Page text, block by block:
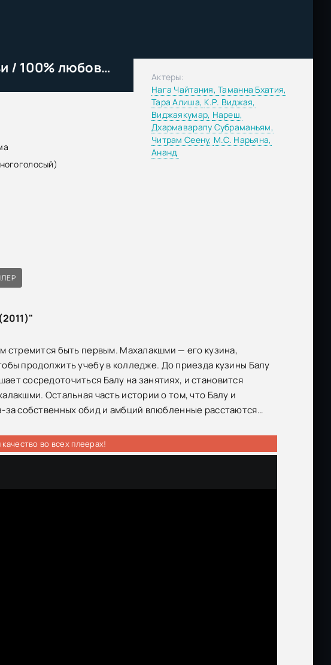
Сто процентов любви / 100% любовь (2011)
Актеры:
Нага Чайтания,Таманна Бхатия,
Тара Алиша, К.Р. Виджая,
Виджаякумар, Нареш,
Дхармаварапу Субраманьям,
Читрам Сеену, М.С. Нарьяна,
Ананд,
стремится быть первым. Махалакшми — его кузина,
продолжить учебу в колледже. До приезда кузины Балу
сосредоточиться Балу на занятиях, и становится
Остальная часть истории о том, что Балу и
собственных обид и амбций влюбленные расстаются…
во всех плеерах!